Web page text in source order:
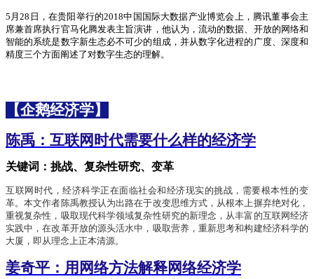
5月28日，在贵阳举行的2018中国国际大数据产业博览会上，腾讯董事会主
席兼首席执行官马化腾发表主旨演讲，他认为，流动的数据、开放的网络和
智能的系统是数字新生态必不可少的组成，并从数字化进程的广度、深度和
精度三个方面阐述了对数字生态的理解。
【企鹅经济学】
陈禹：互联网时代需要什么样的经济学
关键词：挑战、复杂性研究、变革
互联网时代，经济科学正在面临社会和经济现实的挑战，需要根本性的变
革。本文作者陈禹教授认为出路在于改变思维方式，从根本上摒弃绝对化，
重视复杂性，吸取现代科学领域复杂性研究的新理念，从丰富的互联网经济
实践中，在改革开放的源头活水中，吸取营养，重新思考和构建经济科学的
大厦，即从理念上正本清源。
姜奇平：用网络方法解释网络经济学